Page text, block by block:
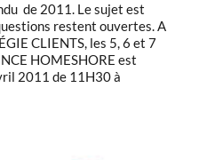
de 2011. Le sujet est
restent ouvertes. A
CLIENTS, les 5, 6 et 7
HOMESHORE est
2011 de 11H30 à